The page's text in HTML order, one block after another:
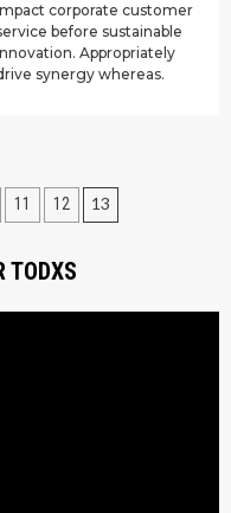
corporate customer
before sustainable
Appropriately
synergy whereas.
11 12 13
TODXS